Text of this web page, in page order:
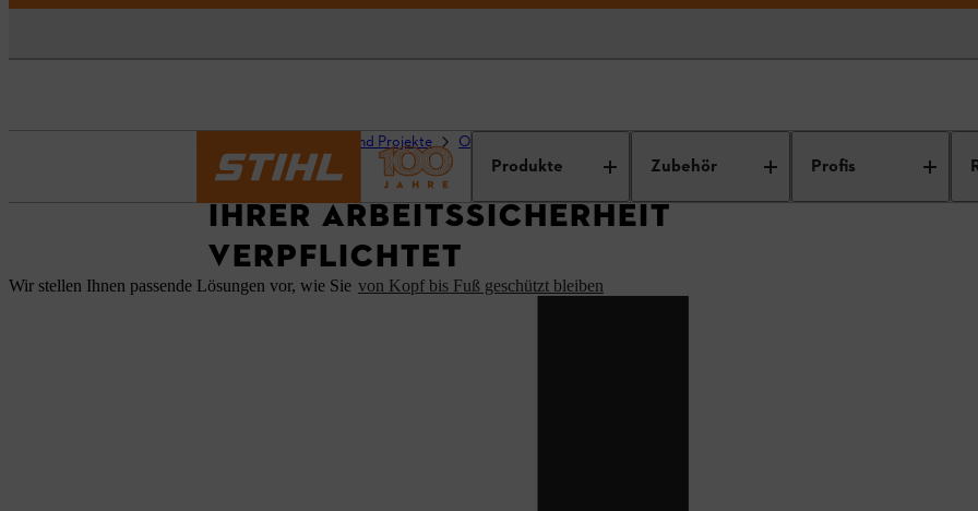
Produkte Zubehör Profis
Ratgeber und Projekte Original STIHL: Zubehör, Ersatzteile und Service
IHRER ARBEITSSICHERHEIT
VERPFLICHTET
Wir stellen Ihnen passende Lösungen vor, wie Sie von Kopf bis Fuß geschützt bleiben